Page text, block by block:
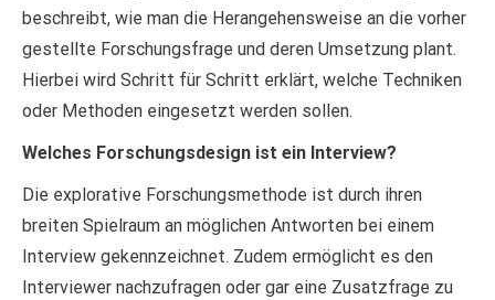
beschreibt, wie man die Herangehensweise an die vorher
gestellte Forschungsfrage und deren Umsetzung plant.
Hierbei wird Schritt für Schritt erklärt, welche Techniken
oder Methoden eingesetzt werden sollen.
Welches Forschungsdesign ist ein Interview?
Die explorative Forschungsmethode ist durch ihren
breiten Spielraum an möglichen Antworten bei einem
Interview gekennzeichnet. Zudem ermöglicht es den
Interviewer nachzufragen oder gar eine Zusatzfrage zu